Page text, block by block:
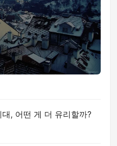
, 어떤 게 더 유리할까?